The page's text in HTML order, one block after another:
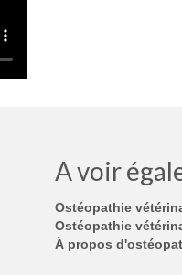
A voir
Ostéopathie
Ostéopathie
À propos